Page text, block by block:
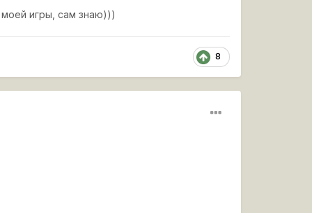
моей игры, сам знаю)))
8